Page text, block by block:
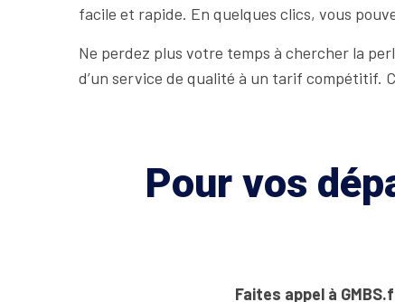
facile et rapide. En quelques clics, vous
Ne perdez plus votre temps à chercher la
d’un service de qualité à un tarif compétitif.
Pour vos
Faites appel à